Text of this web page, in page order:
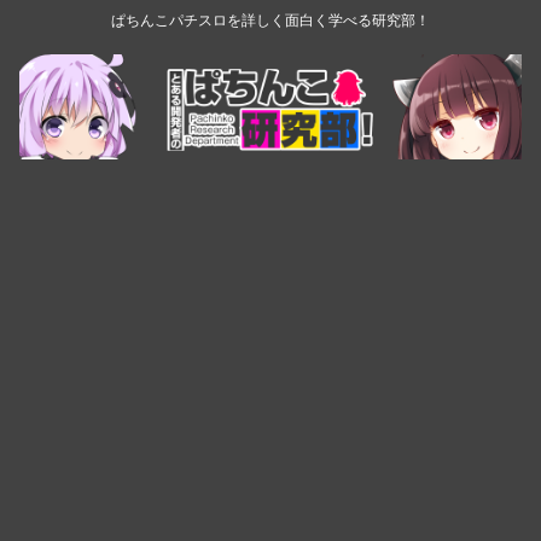
ぱちんこパチスロを詳しく面白く学べる研究部！